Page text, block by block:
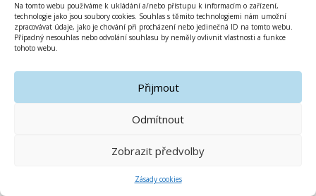
Na tomto webu používáme k ukládání a/nebo přístupu k informacím o zařízení,
technologie jako jsou soubory cookies. Souhlas s těmito technologiemi nám umožní
zpracovávat údaje, jako je chování při procházení nebo jedinečná ID na tomto webu.
Případný nesouhlas nebo odvolání souhlasu by neměly ovlivnit vlastnosti a funkce
tohoto webu.
Přijmout
Odmítnout
Zobrazit předvolby
Zásady cookies